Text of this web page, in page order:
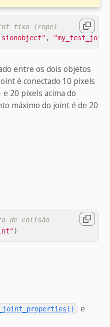
fixo (rope)
, "my_test_joint"
entre os dois objetos
é conectado 10 pixels
e 20 pixels acima do
máximo do joint é de 20
de colisão
)
e